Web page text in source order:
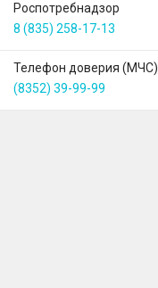
Роспотребнадзор
8 (835) 258-17-13
Телефон доверия (МЧС)
(8352) 39-99-99